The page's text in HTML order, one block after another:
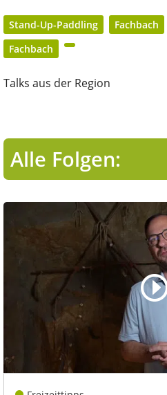
Stand-Up-Paddling Fachbach
Fachbach
Talks aus der Region
Alle Folgen: